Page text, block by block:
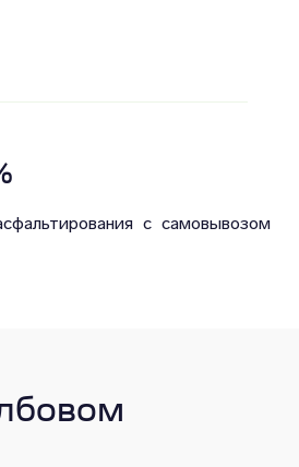
с самовывозом